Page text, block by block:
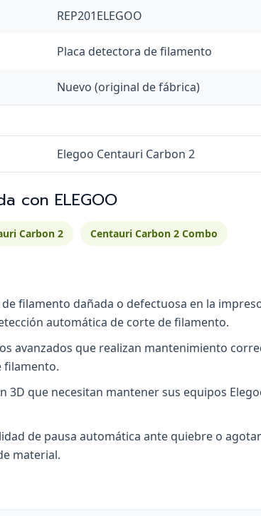
REP201ELEGOO
Placa detectora de filamento
Nuevo (original de fábrica)
Elegoo Centauri Carbon 2
con ELEGOO
Carbon 2 Centauri Carbon 2 Combo
filamento dañada o defectuosa en la
automática de corte de filamento.
avanzados que realizan mantenimiento
filamento.
3D que necesitan mantener sus equipos
de pausa automática ante quiebre o
material.